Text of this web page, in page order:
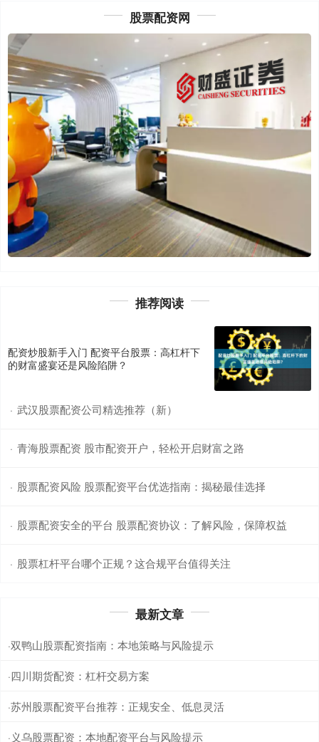
股票配资网
推荐阅读
配资炒股新手入门 配资平台股票：高杠杆下
的财富盛宴还是风险陷阱？
· 武汉股票配资公司精选推荐（新）
· 青海股票配资 股市配资开户，轻松开启财富之路
· 股票配资风险 股票配资平台优选指南：揭秘最佳选择
· 股票配资安全的平台 股票配资协议：了解风险，保障权益
· 股票杠杆平台哪个正规？这合规平台值得关注
最新文章
·双鸭山股票配资指南：本地策略与风险提示
·四川期货配资：杠杆交易方案
·苏州股票配资平台推荐：正规安全、低息灵活
· 义乌股票配资：本地配资平台与风险提示